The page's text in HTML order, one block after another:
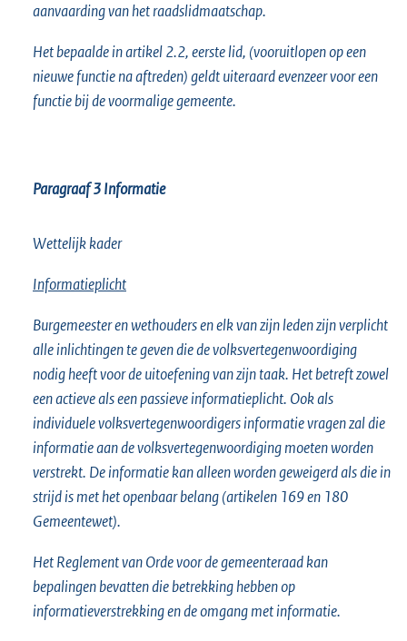
aanvaarding van het raadslidmaatschap.
Het bepaalde in artikel 2.2, eerste lid, (vooruitlopen op een
nieuwe functie na aftreden) geldt uiteraard evenzeer voor een
functie bij de voormalige gemeente.
Paragraaf 3Informatie
Wettelijk kader
Informatieplicht
Burgemeester en wethouders en elk van zijn leden zijn verplicht
alle inlichtingen te geven die de volksvertegenwoordiging
nodig heeft voor de uitoefening van zijn taak. Het betreft zowel
een actieve als een passieve informatieplicht. Ook als
individuele volksvertegenwoordigers informatie vragen zal die
informatie aan de volksvertegenwoordiging moeten worden
verstrekt. De informatie kan alleen worden geweigerd als die in
strijd is met het openbaar belang (artikelen 169 en 180
Gemeentewet).
Het Reglement van Orde voor de gemeenteraad kan
bepalingen bevatten die betrekking hebben op
informatieverstrekking en de omgang met informatie.